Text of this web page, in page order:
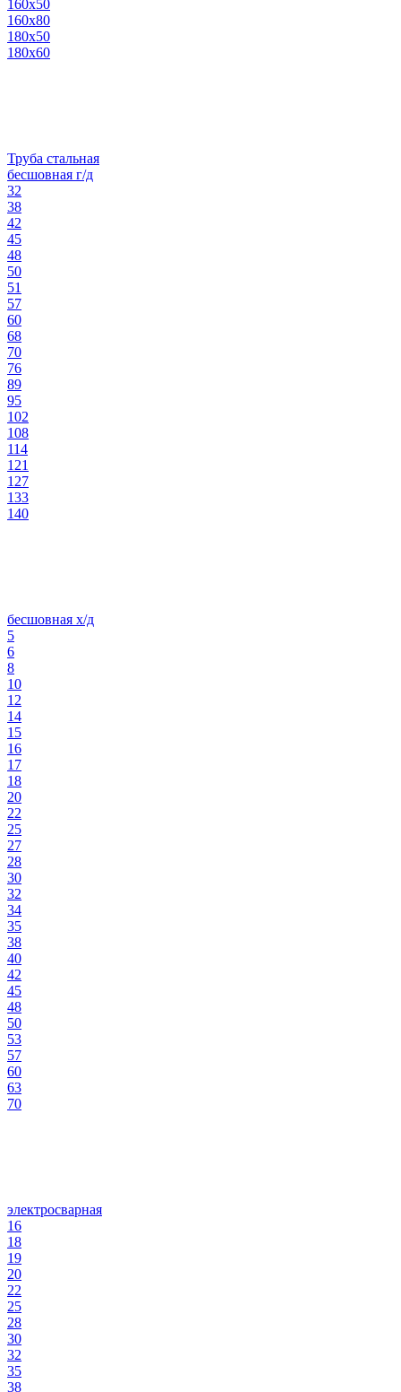
160х50
160х80
180х50
180х60
Труба стальная
бесшовная г/д
32
38
42
45
48
50
51
57
60
68
70
76
89
95
102
108
114
121
127
133
140
бесшовная х/д
5
6
8
10
12
14
15
16
17
18
20
22
25
27
28
30
32
34
35
38
40
42
45
48
50
53
57
60
63
70
электросварная
16
18
19
20
22
25
28
30
32
35
38